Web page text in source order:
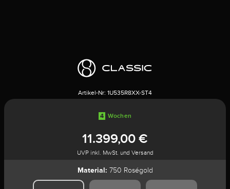
Artikel-Nr: 1U535R8XX-ST4
4 Wochen
11.399,00 €
UVP inkl. MwSt. und Versand
Material: 750 Roségold